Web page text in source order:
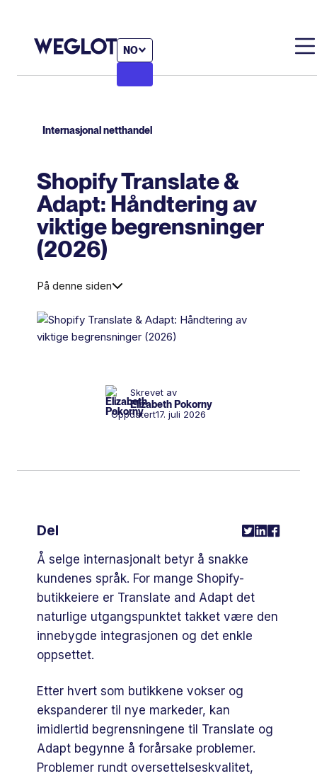
NO
Internasjonal netthandel
Shopify Translate &
Adapt: ​​Håndtering av
viktige begrensninger
(2026)
På denne siden
Skrevet av
Elizabeth Pokorny
Oppdatert17. juli 2026
Å selge internasjonalt betyr å snakke
kundenes språk. For mange Shopify-
butikkeiere er Translate and Adapt det
naturlige utgangspunktet takket være den
innebygde integrasjonen og det enkle
oppsettet.
Etter hvert som butikkene vokser og
ekspanderer til nye markeder, kan
imidlertid begrensningene til Translate og
Adapt begynne å forårsake problemer.
Problemer rundt oversettelseskvalitet,
Del